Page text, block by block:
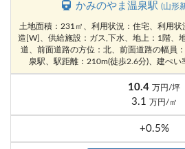
かみのやま温泉駅 (山形
土地面積：231㎡、利用状況：住宅、利用
造[W]、供給施設：ガス,下水、地上：1階、
道、前面道路の方位：北、前面道路の幅員
泉駅、駅距離：210m(徒歩2.6分)、建ぺ
10.4 万円/坪
3.1 万円/㎡
+0.5%